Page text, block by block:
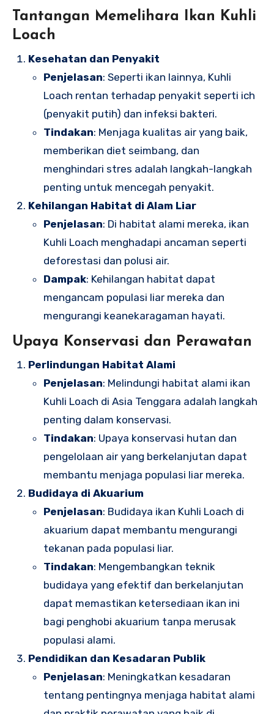
Tantangan Memelihara Ikan Kuhli
Loach
Kesehatan dan Penyakit
Penjelasan: Seperti ikan lainnya, Kuhli
Loach rentan terhadap penyakit seperti ich
(penyakit putih) dan infeksi bakteri.
Tindakan: Menjaga kualitas air yang baik,
memberikan diet seimbang, dan
menghindari stres adalah langkah-langkah
penting untuk mencegah penyakit.
Kehilangan Habitat di Alam Liar
Penjelasan: Di habitat alami mereka, ikan
Kuhli Loach menghadapi ancaman seperti
deforestasi dan polusi air.
Dampak: Kehilangan habitat dapat
mengancam populasi liar mereka dan
mengurangi keanekaragaman hayati.
Upaya Konservasi dan Perawatan
Perlindungan Habitat Alami
Penjelasan: Melindungi habitat alami ikan
Kuhli Loach di Asia Tenggara adalah langkah
penting dalam konservasi.
Tindakan: Upaya konservasi hutan dan
pengelolaan air yang berkelanjutan dapat
membantu menjaga populasi liar mereka.
Budidaya di Akuarium
Penjelasan: Budidaya ikan Kuhli Loach di
akuarium dapat membantu mengurangi
tekanan pada populasi liar.
Tindakan: Mengembangkan teknik
budidaya yang efektif dan berkelanjutan
dapat memastikan ketersediaan ikan ini
bagi penghobi akuarium tanpa merusak
populasi alami.
Pendidikan dan Kesadaran Publik
Penjelasan: Meningkatkan kesadaran
tentang pentingnya menjaga habitat alami